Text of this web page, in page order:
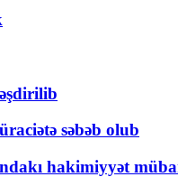
səbəb olub
hakimiyyət